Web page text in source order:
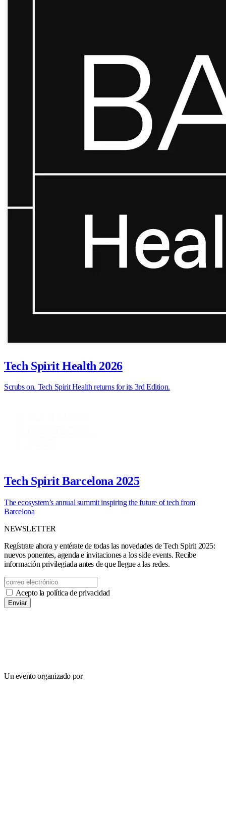
Tech Spirit Health 2026
Scrubs on. Tech Spirit Health returns for its 3rd Edition.
Tech Spirit Barcelona 2025
The ecosystem’s annual summit inspiring the future of tech from
Barcelona
NEWSLETTER
Regístrate ahora y entérate de todas las novedades de Tech Spirit 2025:
nuevos ponentes, agenda e invitaciones a los side events. Recibe
información privilegiada antes de que llegue a las redes.
Acepto la política de privacidad
Enviar
Un evento organizado por